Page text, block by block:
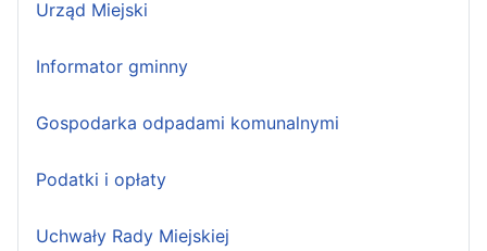
Urząd Miejski
Informator gminny
Gospodarka odpadami komunalnymi
Podatki i opłaty
Uchwały Rady Miejskiej